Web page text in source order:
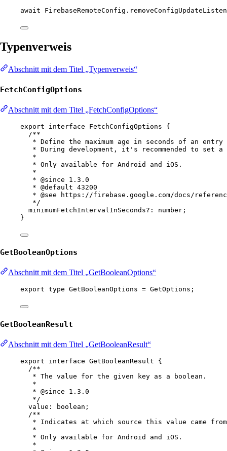
await FirebaseRemoteConfig.
Typenverweis
Abschnitt mit dem Titel „Typenverweis“
FetchConfigOptions
Abschnitt mit dem Titel „FetchConfigOptions“
export interface FetchConfigOptions {
/**
* Define the maximum age in seconds of an
* During development, it's recommended to
*
* Only available for Android and iOS.
*
* @since 1.3.0
* @default 43200
* @see
https://firebase.google.com/docs/
*/
minimumFetchIntervalInSeconds?: number ;
}
GetBooleanOptions
Abschnitt mit dem Titel „GetBooleanOptions“
export type GetBooleanOptions = GetOptions ;
GetBooleanResult
Abschnitt mit dem Titel „GetBooleanResult“
export interface GetBooleanResult {
/**
* The value for the given key as a boolean.
*
* @since 1.3.0
*/
value : boolean ;
/**
* Indicates at which source this value came
*
* Only available for Android and iOS.
*